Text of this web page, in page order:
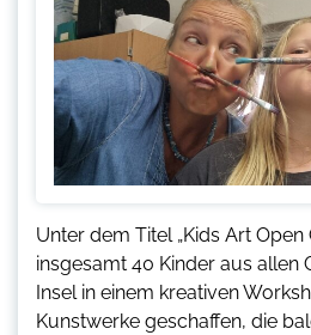
Unter dem Titel „Kids Art Open
insgesamt 40 Kinder aus allen
Insel in einem kreativen
Kunstwerke geschaffen, die